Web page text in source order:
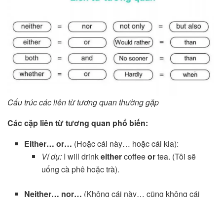
Cấu trúc các liên từ tương quan thường gặp
Các cặp liên từ tương quan phổ biến:
Either… or… (Hoặc cái này… hoặc cái kia):
Ví dụ:I will drinkeithercoffeeortea. (Tôi sẽ
uống cà phê hoặc trà).
Neither… nor… (Không cái này… cũng không cái